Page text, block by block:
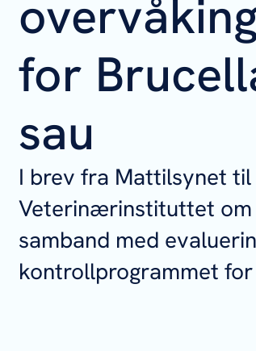
for
sau
I brev fra Mattilsynet
Veterinærinstituttet om
samband med
kontrollprogrammet for